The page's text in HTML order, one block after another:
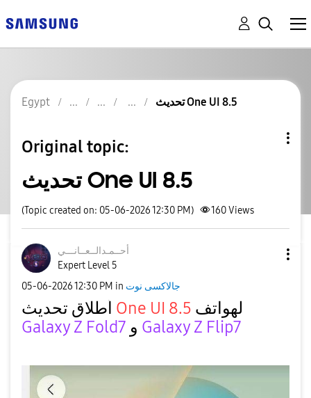
Egypt تحديث One UI 8.5
Original topic:
تحديث One UI 8.5
(Topic created on: 05-06-2026 12:30 PM) 160Views
أحــمـدالــعــانـــي
Expert Level 5
‎05-06-202612:30 PM in جالاكسى نوت
One UI 8.5 لهواتف
Galaxy Z Fold7 Galaxy Z Flip7